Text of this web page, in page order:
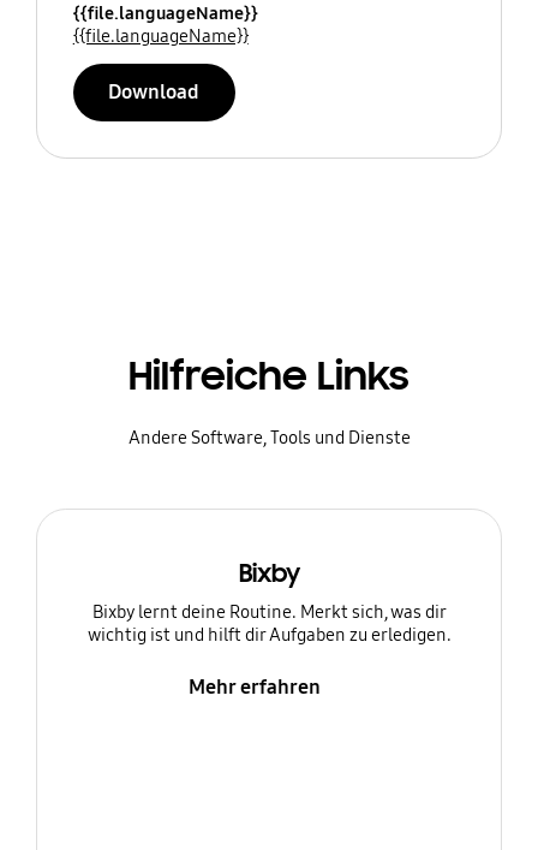
{{file.languageName}}
{{file.languageName}}
Download
Hilfreiche Links
Andere Software, Tools und Dienste
Bixby
Bixby lernt deine Routine. Merkt sich, was dir
wichtig ist und hilft dir Aufgaben zu erledigen.
Mehr erfahren